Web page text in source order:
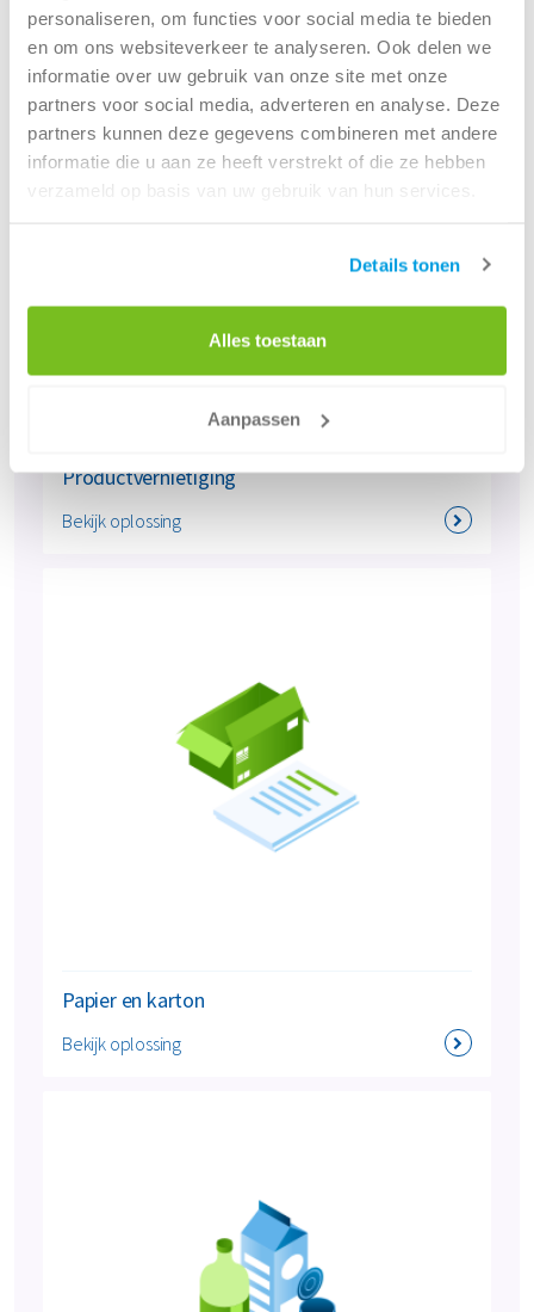
personaliseren, om functies voor social media te bieden
en om ons websiteverkeer te analyseren. Ook delen we
informatie over uw gebruik van onze site met onze
partners voor social media, adverteren en analyse. Deze
partners kunnen deze gegevens combineren met andere
informatie die u aan ze heeft verstrekt of die ze hebben
verzameld op basis van uw gebruik van hun services.
Details tonen
Alles toestaan
Aanpassen
Productvernietiging
Bekijk oplossing
Papier en karton
Bekijk oplossing